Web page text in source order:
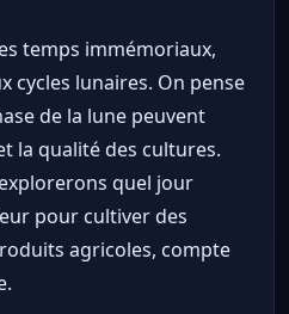
temps immémoriaux,
cycles lunaires. On pense
de la lune peuvent
la qualité des cultures.
quel jour
pour cultiver des
agricoles, compte